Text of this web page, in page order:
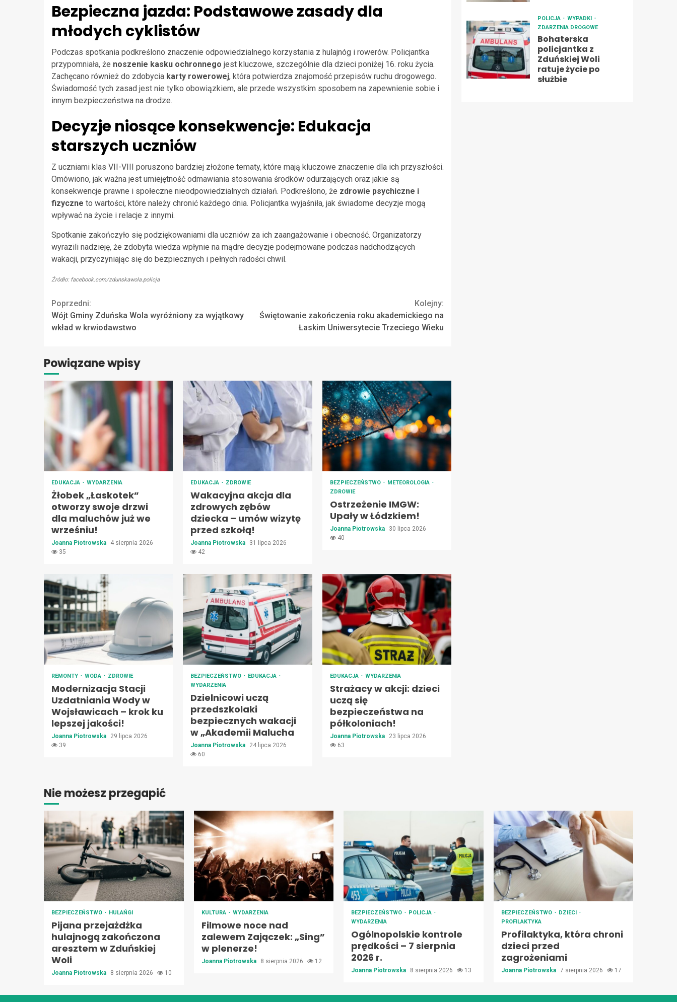
Bezpieczna jazda: Podstawowe zasady dla
młodych cyklistów
Podczas spotkania podkreślono znaczenie odpowiedzialnego korzystania z hulajnóg i rowerów. Policjantka
przypomniała, że noszenie kasku ochronnego jest kluczowe, szczególnie dla dzieci poniżej 16. roku życia.
Zachęcano również do zdobycia karty rowerowej, która potwierdza znajomość przepisów ruchu drogowego.
Świadomość tych zasad jest nie tylko obowiązkiem, ale przede wszystkim sposobem na zapewnienie sobie i
innym bezpieczeństwa na drodze.
Decyzje niosące konsekwencje: Edukacja
starszych uczniów
Z uczniami klas VII-VIII poruszono bardziej złożone tematy, które mają kluczowe znaczenie dla ich przyszłości.
Omówiono, jak ważna jest umiejętność odmawiania stosowania środków odurzających oraz jakie są
konsekwencje prawne i społeczne nieodpowiedzialnych działań. Podkreślono, że zdrowie psychiczne i
fizyczne to wartości, które należy chronić każdego dnia. Policjantka wyjaśniła, jak świadome decyzje mogą
wpływać na życie i relacje z innymi.
Spotkanie zakończyło się podziękowaniami dla uczniów za ich zaangażowanie i obecność. Organizatorzy
wyrazili nadzieję, że zdobyta wiedza wpłynie na mądre decyzje podejmowane podczas nadchodzących
wakacji, przyczyniając się do bezpiecznych i pełnych radości chwil.
Źródło: facebook.com/zdunskawola.policja
Continue
Reading
Poprzedni:
Wójt Gminy Zduńska Wola wyróżniony za wyjątkowy
wkład w krwiodawstwo
Kolejny:
Świętowanie zakończenia roku akademickiego na
Łaskim Uniwersytecie Trzeciego Wieku
Powiązane wpisy
EDUKACJA WYDARZENIA
Żłobek „Łaskotek”
otworzy swoje drzwi
dla maluchów już we
wrześniu!
Joanna Piotrowska
4 sierpnia 2026
35
EDUKACJA ZDROWIE
Wakacyjna akcja dla
zdrowych zębów
dziecka – umów wizytę
przed szkołą!
Joanna Piotrowska
31 lipca 2026
42
BEZPIECZEŃSTWO
METEOROLOGIA
ZDROWIE
Ostrzeżenie IMGW:
Upały w Łódzkiem!
Joanna Piotrowska
30 lipca 2026
40
REMONTY WODA ZDROWIE
Modernizacja Stacji
Uzdatniania Wody w
Wojsławicach – krok ku
lepszej jakości!
Joanna Piotrowska
29 lipca 2026
39
BEZPIECZEŃSTWO
EDUKACJA
WYDARZENIA
Dzielnicowi uczą
przedszkolaki
bezpiecznych wakacji
w „Akademii Malucha
Joanna Piotrowska
24 lipca 2026
60
EDUKACJA WYDARZENIA
Strażacy w akcji: dzieci
uczą się
bezpieczeństwa na
półkoloniach!
Joanna Piotrowska
23 lipca 2026
63
POLICJA
WYPADKI
ZDARZENIA DROGOWE
Bohaterska
policjantka z
Zduńskiej Woli
ratuje życie po
służbie
Nie możesz przegapić
BEZPIECZEŃSTWO HULAŃGI
Pijana przejażdżka
hulajnogą zakończona
aresztem w Zduńskiej
Woli
Joanna Piotrowska 8 sierpnia 2026 10
KULTURA WYDARZENIA
Filmowe noce nad
zalewem Zajączek: „Sing”
w plenerze!
Joanna Piotrowska 8 sierpnia 2026 12
BEZPIECZEŃSTWO
POLICJA
WYDARZENIA
Ogólnopolskie kontrole
prędkości – 7 sierpnia
2026 r.
Joanna Piotrowska 8 sierpnia 2026 13
BEZPIECZEŃSTWO
DZIECI
PROFILAKTYKA
Profilaktyka, która chroni
dzieci przed
zagrożeniami
Joanna Piotrowska 7 sierpnia 2026 17